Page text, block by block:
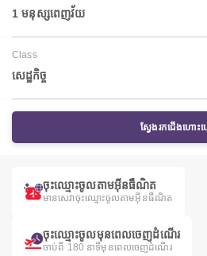
1 មនុស្សពេញវ័យ
Class
សេដ្ឋកិច្ច
ស្វែងរកជើងហោះហ
ចុះឈ្មោះចូលតាមអ៊ីនធឺណិត
មានសេវាចុះឈ្មោះចូលតាមអ៊ីនធឺណិត
ចុះឈ្មោះចូលមុនពេលចេញដំណើរ
ចាប់ពី 180 នាទីមុនពេលចេញដំណើរ